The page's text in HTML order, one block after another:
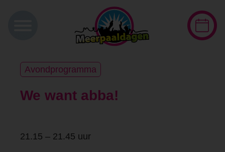
Avondprogramma
We want abba!
21.15 – 21.45 uur